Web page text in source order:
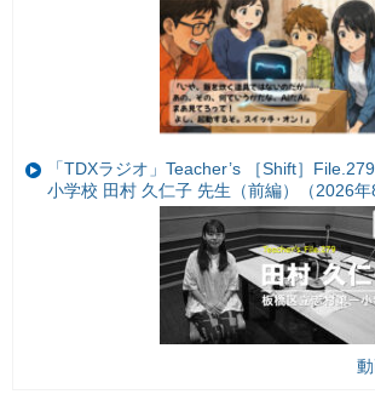
「TDXラジオ」Teacher’s ［Shift］
小学校 田村 久仁子 先生（前編）（2026年